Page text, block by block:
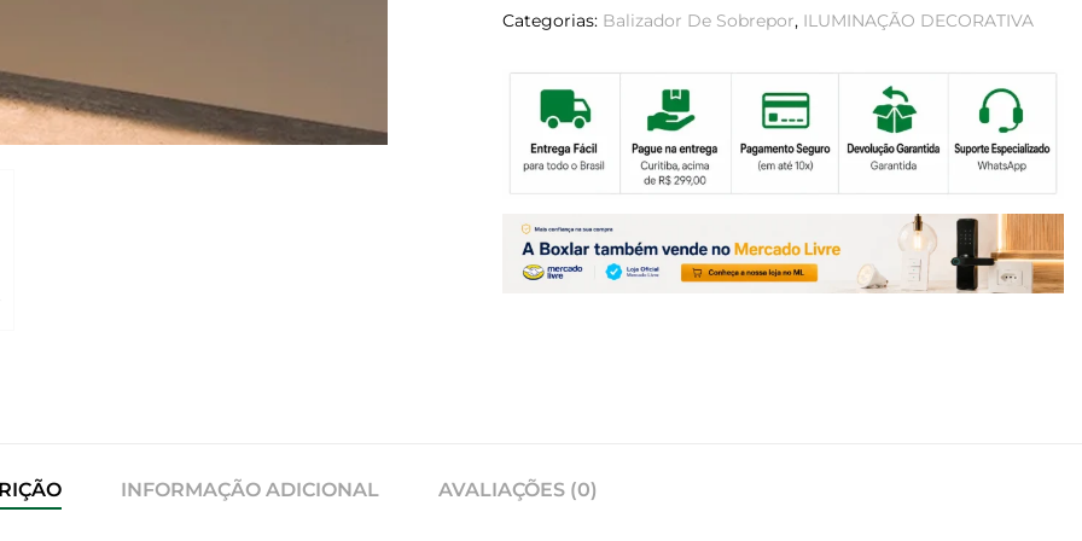
Categorias: Balizador De Sobrepor, ILUMINAÇÃO DECORATIVA
INFORMAÇÃO ADICIONAL AVALIAÇÕES (0)